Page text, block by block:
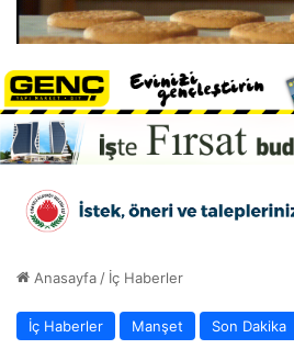
Anasayfa / İç Haberler
İç Haberler Manşet Son Dakika